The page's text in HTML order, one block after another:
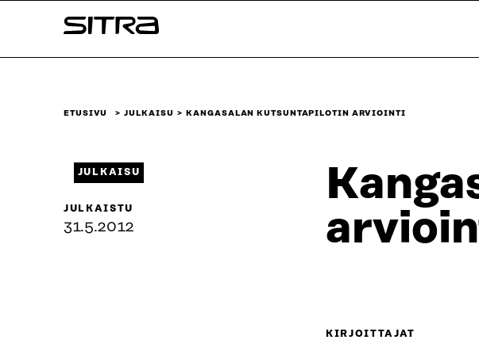
sisältöön
Sitra
ETUSIVU JULKAISU KANGASALAN KUTSUNTAPILOTIN ARVIOINTI
JULKAISU
JULKAISTU
31.5.2012
KIRJOITTAJAT